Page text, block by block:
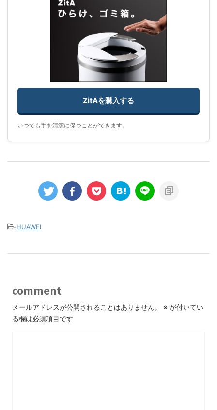
ZitAを購入する
いつでも手を清潔に保つことができます。
-HUAWEI
comment
メールアドレスが公開されることはありません。 ※ が付いてい
る欄は必須項目です